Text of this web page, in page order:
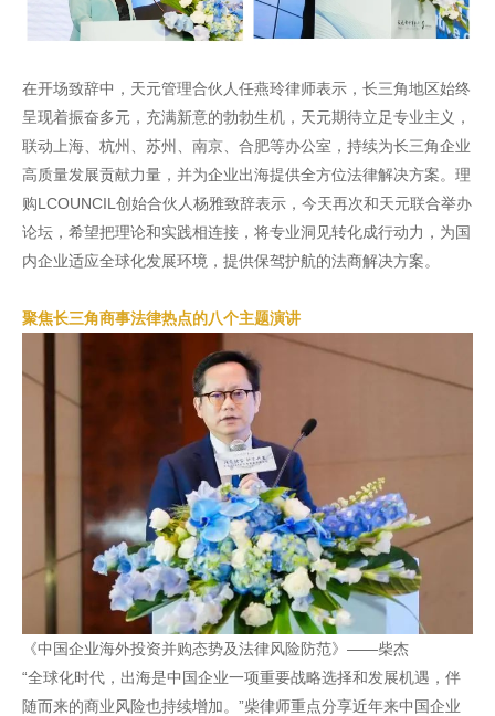
在开场致辞中，天元管理合伙人任燕玲律师表示，长三角地区始终
呈现着振奋多元，充满新意的勃勃生机，天元期待立足专业主义，
联动上海、杭州、苏州、南京、合肥等办公室，持续为长三角企业
高质量发展贡献力量，并为企业出海提供全方位法律解决方案。理
购LCOUNCIL创始合伙人杨雅致辞表示，今天再次和天元联合举办
论坛，希望把理论和实践相连接，将专业洞见转化成行动力，为国
内企业适应全球化发展环境，提供保驾护航的法商解决方案。
聚焦长三角商事法律热点的八个主题演讲
《中国企业海外投资并购态势及法律风险防范》——柴杰
“全球化时代，出海是中国企业一项重要战略选择和发展机遇，伴
随而来的商业风险也持续增加。”柴律师重点分享近年来中国企业